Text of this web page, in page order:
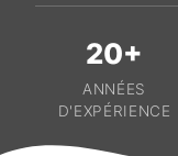
20+
ANNÉES
D'EXPÉRIENCE